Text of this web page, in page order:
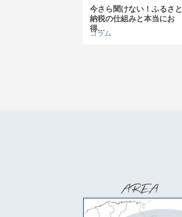
今さら聞けない！ふるさと
納税の仕組みと本当にお
得…
コラム